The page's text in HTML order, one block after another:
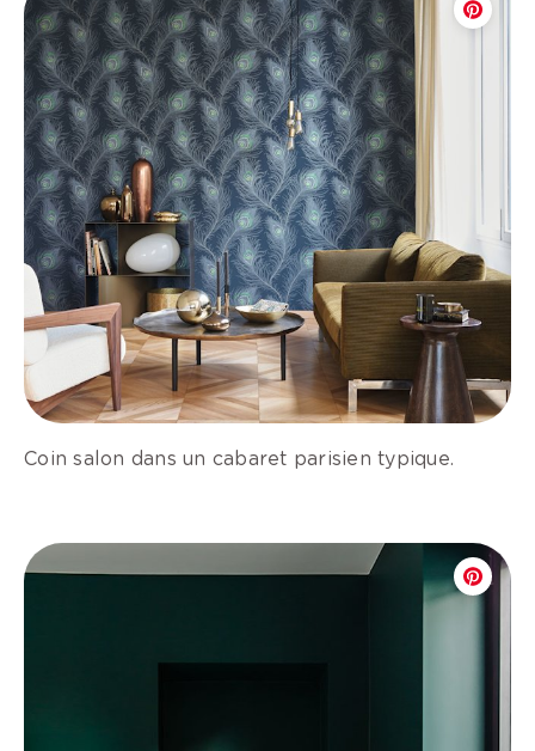
Coin salon dans un cabaret parisien typique.